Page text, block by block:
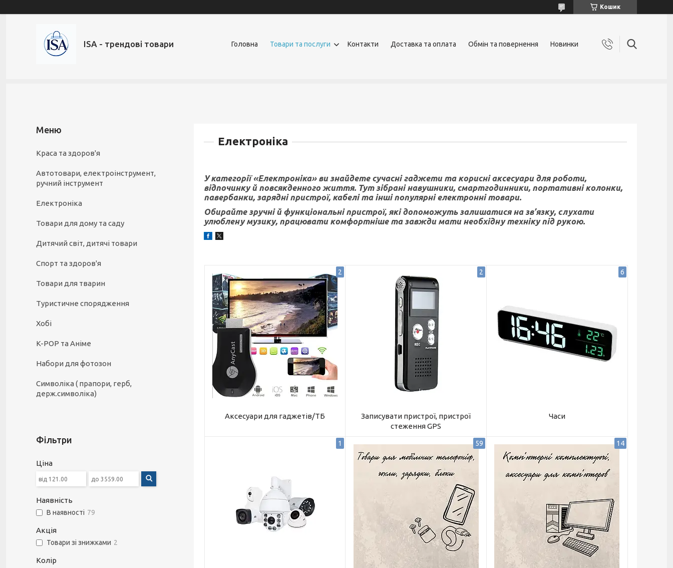
Кошик
ISA - трендові товари Головна Товари та послуги Контакти Доставка та оплата Обмін та повернення Новинки
Електроніка
У категорії «Електроніка» ви знайдете сучасні гаджети та корисні аксесуари для роботи,
відпочинку й повсякденного життя. Тут зібрані навушники, смартгодинники, портативні колонки,
павербанки, зарядні пристрої, кабелі та інші популярні електронні товари.
Обирайте зручні й функціональні пристрої, які допоможуть залишатися на зв’язку, слухати
улюблену музику, працювати комфортніше та завжди мати необхідну техніку під рукою.
2
Аксесуари для гаджетів/ТБ
2
Записувати пристрої, пристрої
стеження GPS
6
Часи
1 59 14
Краса та здоров'я
Автотовари, електроінструмент,
ручний інструмент
Електроніка
Товари для дому та саду
Дитячий світ, дитячі товари
Спорт та здоров'я
Товари для тварин
Туристичне спорядження
Хобі
K-POP та Аніме
Набори для фотозон
Символіка ( прапори, герб,
держ.символіка)
Фільтри
Ціна
Наявність
В наявності 79
Акція
Товари зі знижками 2
Колір